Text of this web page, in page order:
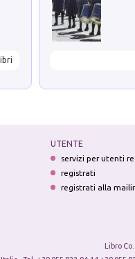
UTENTE
servizi per utenti
registrati
registrati alla
Libro